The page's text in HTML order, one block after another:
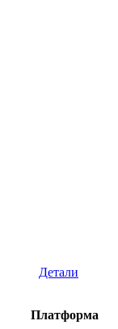
Детали
Платформа